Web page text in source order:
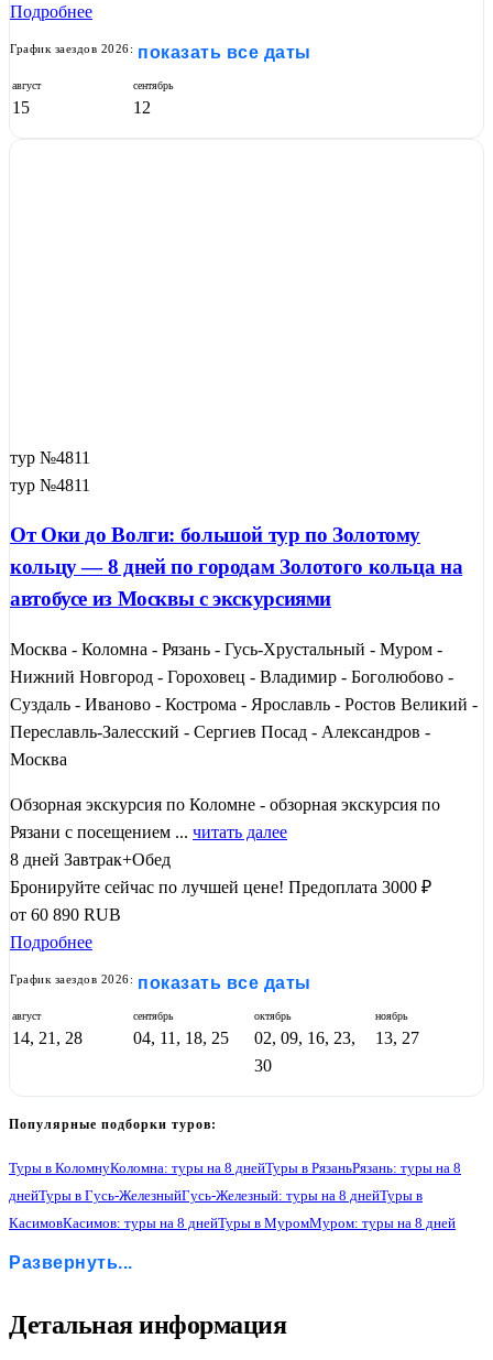
2
Подробнее
График заездов 2026: показать все даты
август
15
сентябрь
12
тур №4811
тур №4811
От Оки до Волги: большой тур по Золотому
кольцу — 8 дней по городам Золотого кольца на
автобусе из Москвы с экскурсиями
Москва - Коломна - Рязань - Гусь-Хрустальный - Муром -
Нижний Новгород - Гороховец - Владимир - Боголюбово -
Суздаль - Иваново - Кострома - Ярославль - Ростов Великий -
Переславль-Залесский - Сергиев Посад - Александров -
Москва
Обзорная экскурсия по Коломне - обзорная экскурсия по
Рязани с посещением ... читать далее
8 дней Завтрак+Обед
Бронируйте сейчас по лучшей цене! Предоплата 3000 ₽
от 60 890 RUB
Подробнее
График заездов 2026: показать все даты
август
14, 21, 28
сентябрь
04, 11, 18, 25
октябрь
02, 09, 16, 23,
30
ноябрь
13, 27
Популярные подборки туров:
Туры в КоломнуКоломна: туры на 8 днейТуры в РязаньРязань: туры на 8
днейТуры в Гусь-ЖелезныйГусь-Железный: туры на 8 днейТуры в
КасимовКасимов: туры на 8 днейТуры в МуромМуром: туры на 8 дней
Туры в ГороховецГороховец: туры на 8 дней
Туры в Суздаль
Суздаль: туры на 8 дней
Иваново: туры на 8 днейТуры в ПлесПлес: туры на 8 дней
Развернуть...
Детальная информация